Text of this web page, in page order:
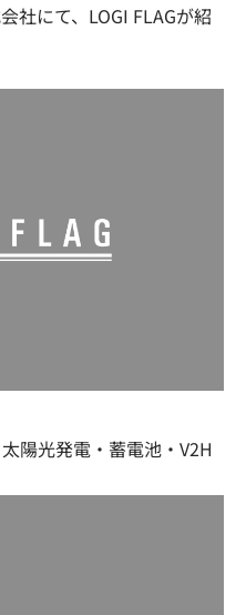
社にて、LOGI FLAGが紹
陽光発電・蓄電池・V2H